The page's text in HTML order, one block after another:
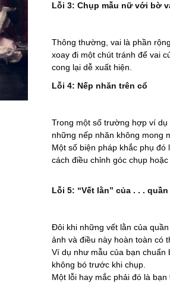
Lỗi 3: Chụp mẫu nữ với bờ
Thông thường, vai là phần
xoay đi một chút tránh để vai
cong lại dễ xuất hiện.
Lỗi 4: Nếp nhăn trên cổ
Trong một số trường hợp ví
những nếp nhăn không mong
Một số biện pháp khắc phụ
cách điều chỉnh góc chụp
Lỗi 5: “Vết lằn” của . . . quần
Đôi khi những vết lằn của
ảnh và điều này hoàn toàn có
Ví dụ như mẫu của bạn chuẩn
không bó trước khi chụp.
Một lỗi hay mắc phải đó là